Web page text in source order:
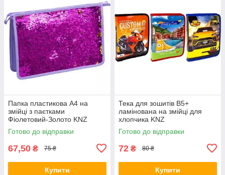
Папка пластикова А4 на
змійці з паєтками
Фіолетовий-Золото KNZ
Готово до відправки
67,50 ₴ 75 ₴
Купити
Тека для зошитів В5+
ламінована на змійці для
хлопчика KNZ
Готово до відправки
72 ₴ 80 ₴
Купити